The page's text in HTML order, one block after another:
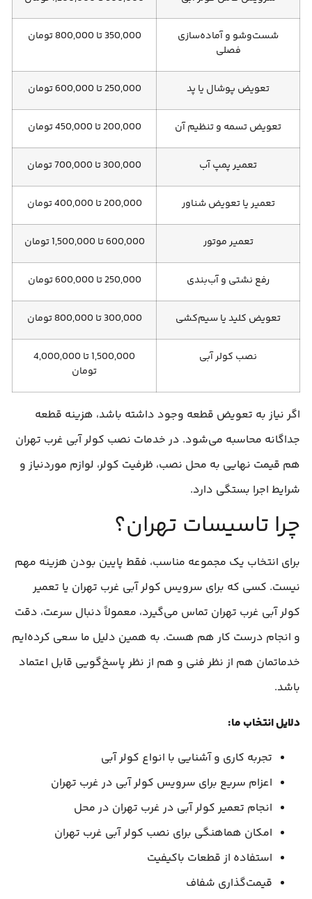
شست‌وشو و آماده‌سازی
فصلی
350,000 تا 800,000 تومان
تعویض پوشال یا پد 250,000 تا 600,000 تومان
تعویض تسمه و تنظیم آن 200,000 تا 450,000 تومان
تعمیر پمپ آب 300,000 تا 700,000 تومان
تعمیر یا تعویض شناور 200,000 تا 400,000 تومان
تعمیر موتور 600,000 تا 1,500,000 تومان
رفع نشتی و آب‌بندی 250,000 تا 600,000 تومان
تعویض کلید یا سیم‌کشی 300,000 تا 800,000 تومان
نصب کولر آبی
1,500,000 تا 4,000,000
تومان
اگر نیاز به تعویض قطعه وجود داشته باشد، هزینه قطعه
جداگانه محاسبه می‌شود. در خدمات نصب کولر آبی غرب تهران
هم قیمت نهایی به محل نصب، ظرفیت کولر، لوازم موردنیاز و
شرایط اجرا بستگی دارد.
چرا تاسیسات تهران؟
برای انتخاب یک مجموعه مناسب، فقط پایین بودن هزینه مهم
نیست. کسی که برای سرویس کولر آبی غرب تهران یا تعمیر
کولر آبی غرب تهران تماس می‌گیرد، معمولاً دنبال سرعت، دقت
و انجام درست کار هم هست. به همین دلیل ما سعی کرده‌ایم
خدماتمان هم از نظر فنی و هم از نظر پاسخ‌گویی قابل اعتماد
باشد.
دلایل انتخاب ما:
تجربه کاری و آشنایی با انواع کولر آبی
اعزام سریع برای سرویس کولر آبی در غرب تهران
انجام تعمیر کولر آبی در غرب تهران در محل
امکان هماهنگی برای نصب کولر آبی غرب تهران
استفاده از قطعات باکیفیت
قیمت‌گذاری شفاف